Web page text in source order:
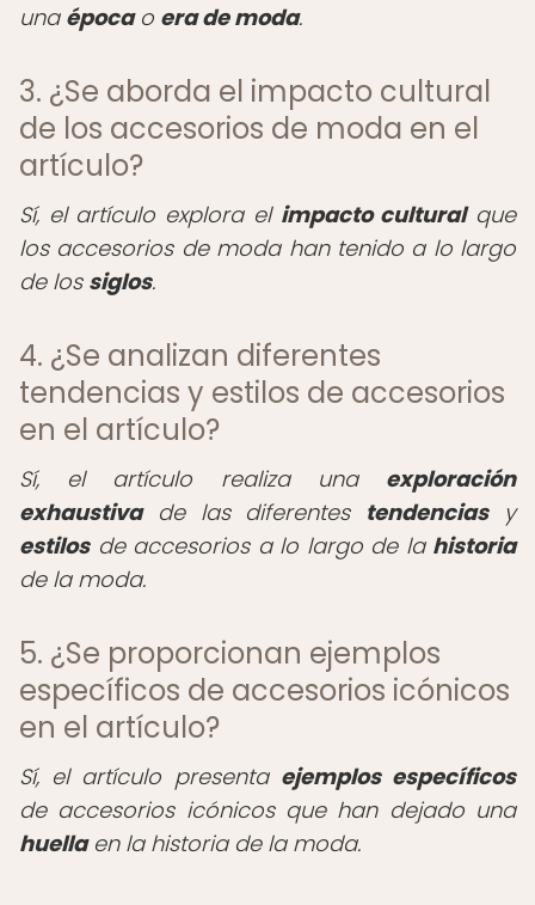
una épocao era de moda.
3. ¿Se aborda el impacto cultural
de los accesorios de moda en el
artículo?
Sí, el artículo explora el impacto culturalque
los accesorios de moda han tenido a lo largo
de los siglos.
4. ¿Se analizan diferentes
tendencias y estilos de accesorios
en el artículo?
Sí, el artículo realiza una exploración
exhaustivade las diferentes tendenciasy
estilosde accesorios a lo largo de la historia
de la moda.
5. ¿Se proporcionan ejemplos
específicos de accesorios icónicos
en el artículo?
Sí, el artículo presenta ejemplos específicos
de accesorios icónicos que han dejado una
huellaen la historia de la moda.